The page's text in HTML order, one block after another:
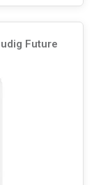
Future